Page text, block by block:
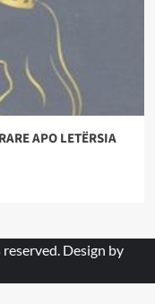
APO LETËRSIA
Design by